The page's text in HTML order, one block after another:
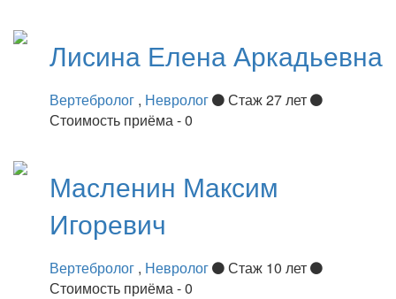
Лисина Елена Аркадьевна
Вертебролог , Невролог
Стаж 27 лет
Стоимость приёма - 0
Масленин Максим
Игоревич
Вертебролог , Невролог
Стаж 10 лет
Стоимость приёма - 0